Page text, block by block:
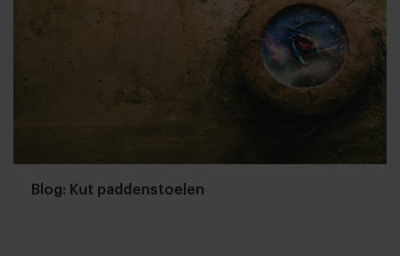
Blog: Kut paddenstoelen